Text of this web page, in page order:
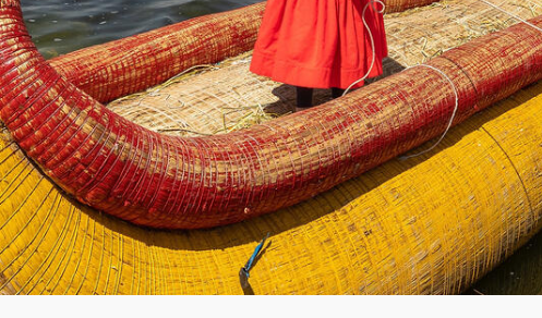
Finnland
Montenegro
→
→
→